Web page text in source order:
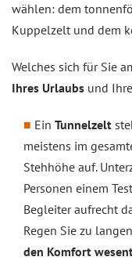
wählen: dem
Kuppelzelt und dem
Welches sich für Sie
Ihres Urlaubs und
Ein Tunnelzelt
meistens im
Stehhöhe auf.
Personen einem
Begleiter aufrecht
Regen Sie zu
den Komfort